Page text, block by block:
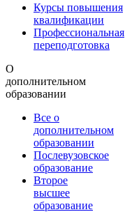
Курсы повышения
квалификации
Профессиональная
переподготовка
О
дополнительном
образовании
Все о
дополнительном
образовании
Послевузовское
образование
Второе
высшее
образование